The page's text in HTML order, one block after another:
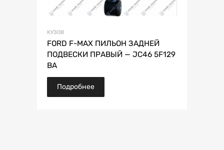
КУЗОВ
FORD F-MAX ПИЛЬОН ЗАДНЕЙ
ПОДВЕСКИ ПРАВЫЙ — JC46 5F129
BA
Подробнее